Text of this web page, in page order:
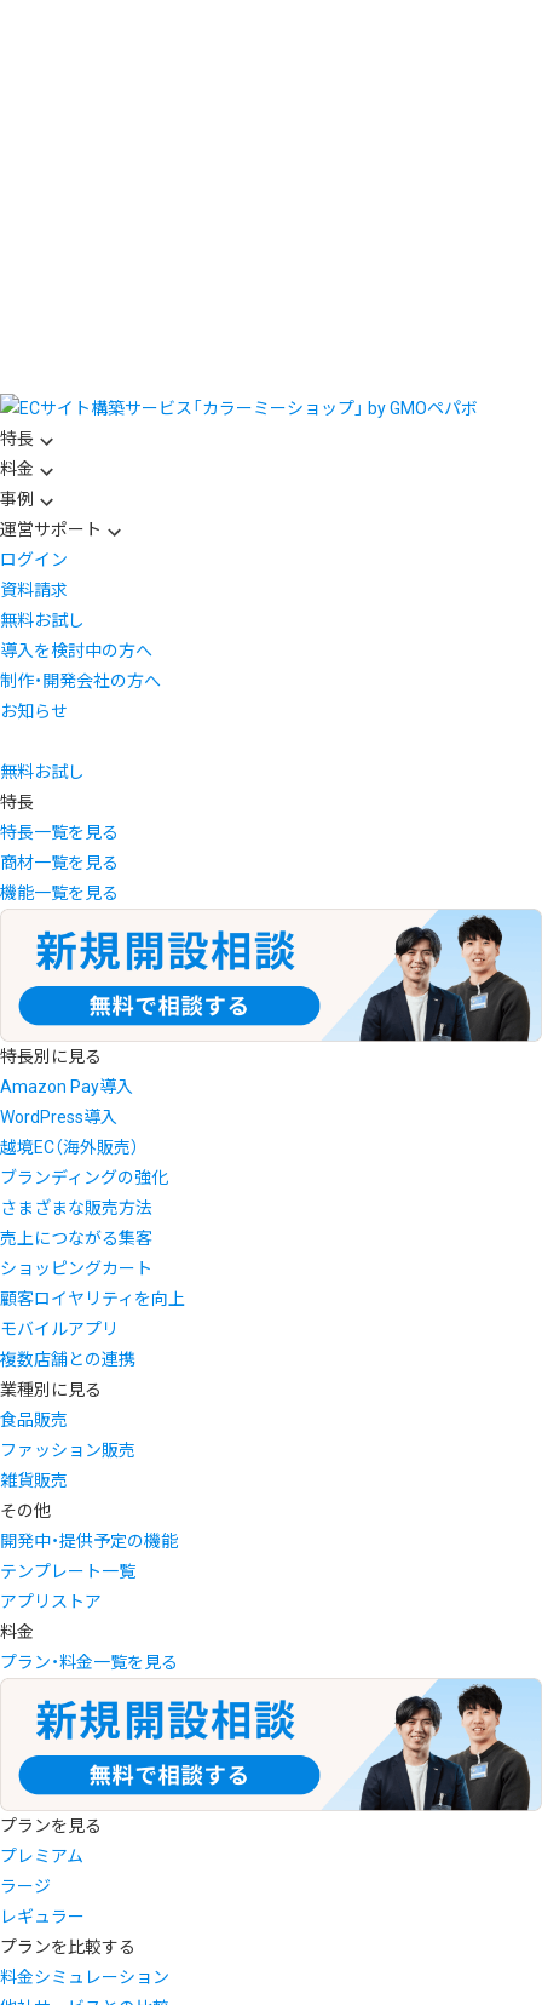
特長
料金
事例
運営サポート
ログイン
資料請求
無料お試し
導入を検討中の方へ
制作・開発会社の方へ
お知らせ
無料お試し
特長
特長一覧を見る
商材一覧を見る
機能一覧を見る
特長別に見る
Amazon Pay導入
WordPress導入
越境EC（海外販売）
ブランディングの強化
さまざまな販売方法
売上につながる集客
ショッピングカート
顧客ロイヤリティを向上
モバイルアプリ
複数店舗との連携
業種別に見る
食品販売
ファッション販売
雑貨販売
その他
開発中・提供予定の機能
テンプレート一覧
アプリストア
料金
プラン・料金一覧を見る
プランを見る
プレミアム
ラージ
レギュラー
プランを比較する
料金シミュレーション